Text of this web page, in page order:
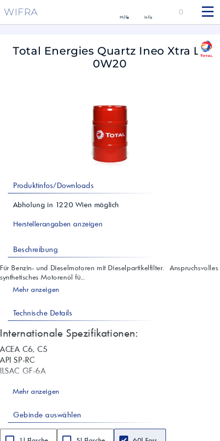
WIFRA Hilfe Info
0
Total Energies Quartz Ineo Xtra LL
0W20
Produktinfos/Downloads
Abholung in 1220 Wien möglich
Herstellerangaben anzeigen
Beschreibung
Für Benzin- und Dieselmotoren mit Dieselpartikelfilter. Anspruchsvolles
synthetisches Motorenöl fü...
Mehr anzeigen
Technische Details
Internationale Spezifikationen:
ACEA C6, C5
API SP-RC
ILSAC GF-6A
Freigaben:
Porsche C20
TotalEnergies empfiehlt den Einsatz bei:
Mehr anzeigen
Gebinde auswählen